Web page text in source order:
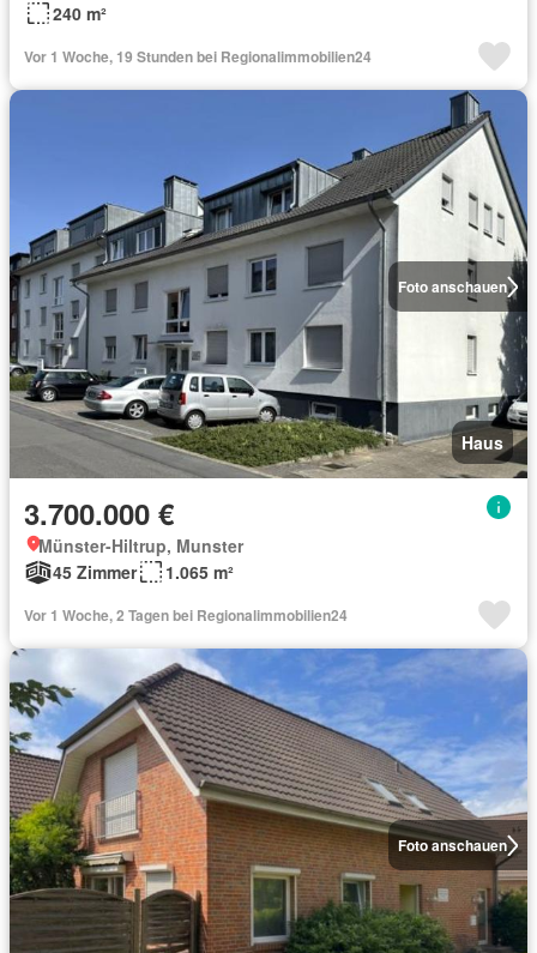
240 m²
Vor 1 Woche, 19 Stunden bei Regionalimmobilien24
Foto anschauen
Haus
3.700.000 €
Münster-Hiltrup, Munster
45 Zimmer
1.065 m²
Vor 1 Woche, 2 Tagen bei Regionalimmobilien24
Foto anschauen